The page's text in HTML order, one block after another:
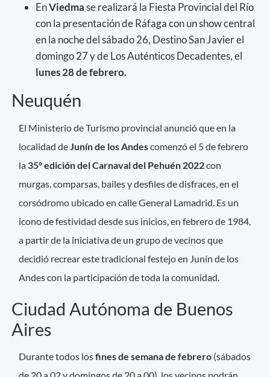
EnViedmase realizará la Fiesta Provincial del Río
con la presentación de Ráfaga con un show central
en la noche del sábado 26, Destino San Javier el
domingo 27 y de Los Auténticos Decadentes, el
lunes 28 de febrero.
Neuquén
El Ministerio de Turismo provincial anunció que en la
localidad de Junín de los Andescomenzó el 5 de febrero
la 35° edición del Carnaval del Pehuén 2022con
murgas, comparsas, bailes y desfiles de disfraces, en el
corsódromo ubicado en calle General Lamadrid. Es un
icono de festividad desde sus inicios, en febrero de 1984,
a partir de la iniciativa de un grupo de vecinos que
decidió recrear este tradicional festejo en Junín de los
Andes con la participación de toda la comunidad.
Ciudad Autónoma de Buenos
Aires
Durante todos losfines de semana de febrero (sábados